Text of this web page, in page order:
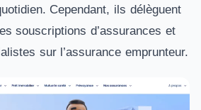
Cependant, ils délèguent
souscriptions d’assurances et
sur l’assurance emprunteur.